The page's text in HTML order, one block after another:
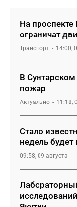
На проспекте
ограничат
Транспорт 14:00,
В
пожар
Актуально 11:18,
Стало
недель будет
09:58, 09 августа